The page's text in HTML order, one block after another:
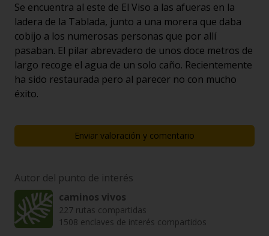
Se encuentra al este de El Viso a las afueras en la
ladera de la Tablada, junto a una morera que daba
cobijo a los numerosas personas que por allí
pasaban. El pilar abrevadero de unos doce metros de
largo recoge el agua de un solo caño. Recientemente
ha sido restaurada pero al parecer no con mucho
éxito.
Enviar valoración y comentario
Autor del punto de interés
caminos vivos
227 rutas compartidas
1508 enclaves de interés compartidos